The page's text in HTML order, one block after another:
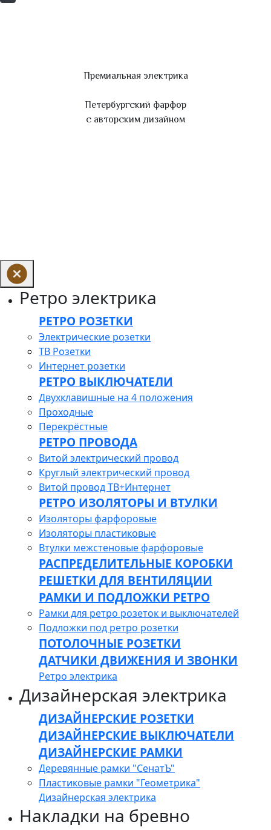
Премиальная электрика
Петербургский фарфор
с авторским дизайном
Ретро электрика
РЕТРО РОЗЕТКИ
Электрические розетки
ТВ Розетки
Интернет розетки
РЕТРО ВЫКЛЮЧАТЕЛИ
Двухклавишные на 4 положения
Проходные
Перекрёстные
РЕТРО ПРОВОДА
Витой электрический провод
Круглый электрический провод
Витой провод ТВ+Интернет
РЕТРО ИЗОЛЯТОРЫ И ВТУЛКИ
Изоляторы фарфоровые
Изоляторы пластиковые
Втулки межстеновые фарфоровые
РАСПРЕДЕЛИТЕЛЬНЫЕ КОРОБКИ
РЕШЕТКИ ДЛЯ ВЕНТИЛЯЦИИ
РАМКИ И ПОДЛОЖКИ РЕТРО
Рамки для ретро розеток и выключателей
Подложки под ретро розетки
ПОТОЛОЧНЫЕ РОЗЕТКИ
ДАТЧИКИ ДВИЖЕНИЯ И ЗВОНКИ
Ретро электрика
Дизайнерская электрика
ДИЗАЙНЕРСКИЕ РОЗЕТКИ
ДИЗАЙНЕРСКИЕ ВЫКЛЮЧАТЕЛИ
ДИЗАЙНЕРСКИЕ РАМКИ
Деревянные рамки "СенатЪ"
Пластиковые рамки "Геометрика"
Дизайнерская электрика
Накладки на бревно